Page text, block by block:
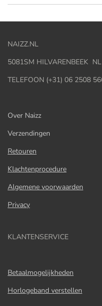
NAIZZ.NL
5081SM HILVARENBEEK NL
TELEFOON (+31) 06 2508
Over Naizz
Verzendingen
Retouren
Klachtenprocedure
Algemene voorwaarden
Privacy
KLANTENSERVICE
Betaalmogelijkheden
Horlogeband verstellen